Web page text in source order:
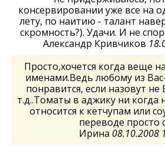
консервировании уже все на
лету, по наитию - талант
скромность?). Удачи. И не
Александр Кривчиков
Просто,хочется когда веще
именами.Ведь любому из
понравится, если назовут не
т.д..Томаты в аджику ни когда
относится к кетчупам или
переводе просто
Ирина 08.10.2008